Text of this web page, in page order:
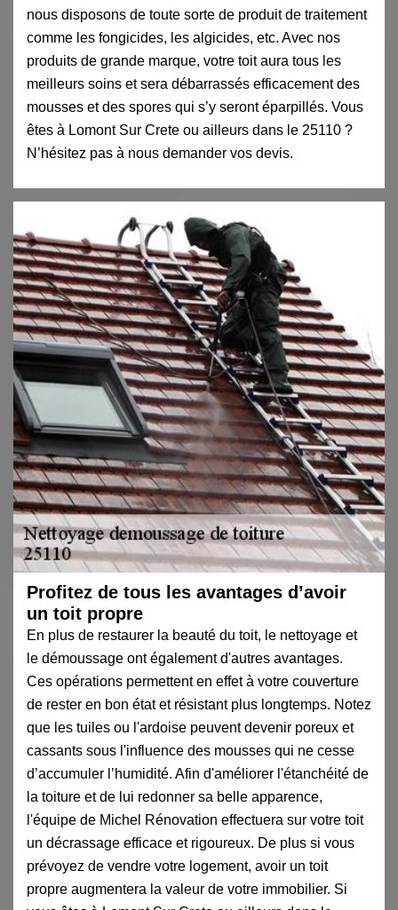
nous disposons de toute sorte de produit de traitement
comme les fongicides, les algicides, etc. Avec nos
produits de grande marque, votre toit aura tous les
meilleurs soins et sera débarrassés efficacement des
mousses et des spores qui s’y seront éparpillés. Vous
êtes à Lomont Sur Crete ou ailleurs dans le 25110 ?
N’hésitez pas à nous demander vos devis.
Profitez de tous les avantages d’avoir
un toit propre
En plus de restaurer la beauté du toit, le nettoyage et
le démoussage ont également d'autres avantages.
Ces opérations permettent en effet à votre couverture
de rester en bon état et résistant plus longtemps. Notez
que les tuiles ou l'ardoise peuvent devenir poreux et
cassants sous l'influence des mousses qui ne cesse
d’accumuler l’humidité. Afin d'améliorer l'étanchéité de
la toiture et de lui redonner sa belle apparence,
l'équipe de Michel Rénovation effectuera sur votre toit
un décrassage efficace et rigoureux. De plus si vous
prévoyez de vendre votre logement, avoir un toit
propre augmentera la valeur de votre immobilier. Si